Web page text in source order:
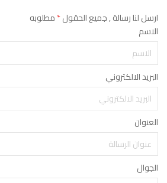
ارسل لنا رسالة , جميع الحقول*مطلوبه
الاسم
البريد الالكتروني
العنوان
الجوال